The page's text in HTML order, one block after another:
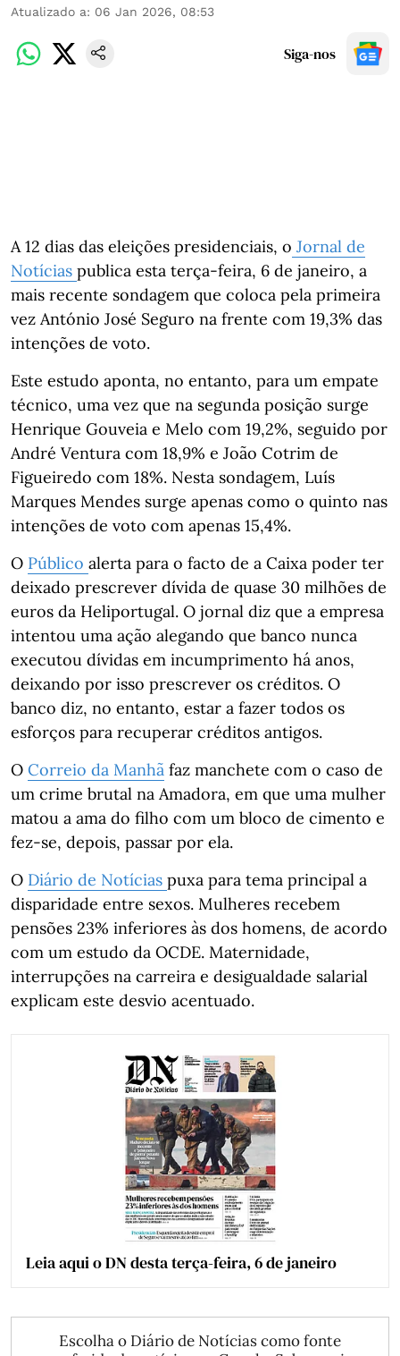
Atualizado a: 06 Jan 2026, 08:53
Siga-nos
A 12 dias das eleições presidenciais, o Jornal de
Notícias publica esta terça-feira, 6 de janeiro, a
mais recente sondagem que coloca pela primeira
vez António José Seguro na frente com 19,3% das
intenções de voto.
Este estudo aponta, no entanto, para um empate
técnico, uma vez que na segunda posição surge
Henrique Gouveia e Melo com 19,2%, seguido por
André Ventura com 18,9% e João Cotrim de
Figueiredo com 18%. Nesta sondagem, Luís
Marques Mendes surge apenas como o quinto nas
intenções de voto com apenas 15,4%.
O Público alerta para o facto de a Caixa poder ter
deixado prescrever dívida de quase 30 milhões de
euros da Heliportugal. O jornal diz que a empresa
intentou uma ação alegando que banco nunca
executou dívidas em incumprimento há anos,
deixando por isso prescrever os créditos. O
banco diz, no entanto, estar a fazer todos os
esforços para recuperar créditos antigos.
O Correio da Manhã faz manchete com o caso de
um crime brutal na Amadora, em que uma mulher
matou a ama do filho com um bloco de cimento e
fez-se, depois, passar por ela.
O Diário de Notícias puxa para tema principal a
disparidade entre sexos. Mulheres recebem
pensões 23% inferiores às dos homens, de acordo
com um estudo da OCDE. Maternidade,
interrupções na carreira e desigualdade salarial
explicam este desvio acentuado.
Leia aqui o DN desta terça-feira, 6 de janeiro
Escolha o Diário de Notícias como fonte